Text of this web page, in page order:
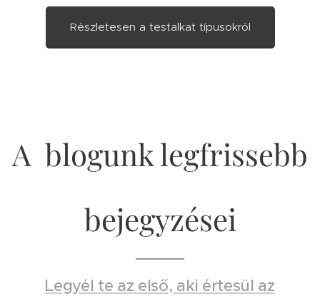
Részletesen a testalkat típusokról
A blogunk legfrissebb
bejegyzései
Legyél te az első, aki értesül az